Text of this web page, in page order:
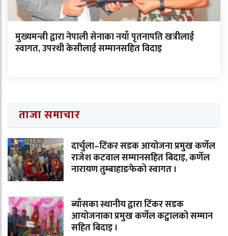
मुख्यमन्त्री द्वारा नेपाली सेनाका नयाँ पृतनापति खत्रीलाई
स्वागत, उपरथी केसीलाई सम्मानसहित विदाइ
ताजा समाचार
दार्चुला–टिंकर सडक आयोजना प्रमुख कर्णेल
राजेश कटवाल सम्मानसहित बिदाइ, कर्णेल
नारायण तुम्बाहाङफेको स्वागत ।
ब्याँसका स्थानीय द्वारा टिंकर सडक
आयोजनाका प्रमुख कर्णेल कट्वालको सम्मान
सहित बिदाइ ।